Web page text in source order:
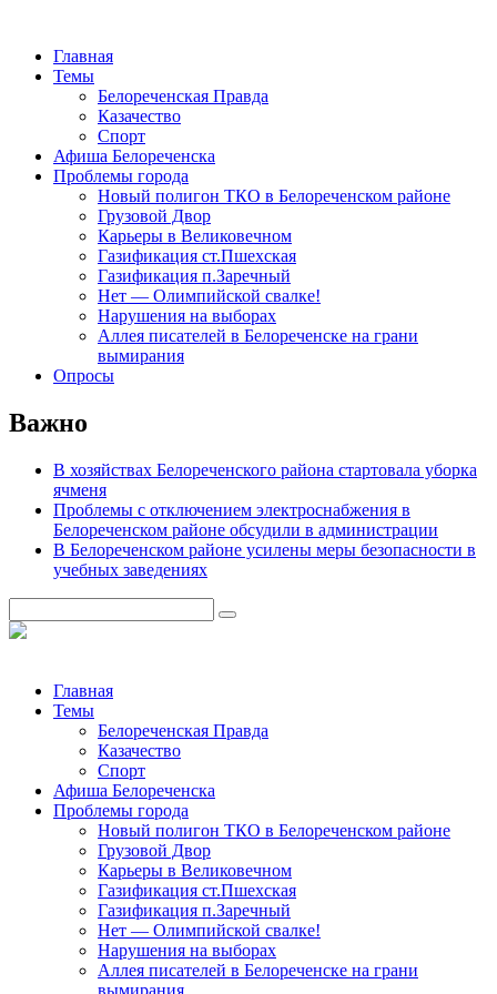
Главная
Темы
Белореченская Правда
Казачество
Спорт
Афиша Белореченска
Проблемы города
Новый полигон ТКО в Белореченском районе
Грузовой Двор
Карьеры в Великовечном
Газификация ст.Пшехская
Газификация п.Заречный
Нет — Олимпийской свалке!
Нарушения на выборах
Аллея писателей в Белореченске на грани
вымирания
Опросы
Важно
В хозяйствах Белореченского района стартовала уборка
ячменя
Проблемы с отключением электроснабжения в
Белореченском районе обсудили в администрации
В Белореченском районе усилены меры безопасности в
учебных заведениях
Главная
Темы
Белореченская Правда
Казачество
Спорт
Афиша Белореченска
Проблемы города
Новый полигон ТКО в Белореченском районе
Грузовой Двор
Карьеры в Великовечном
Газификация ст.Пшехская
Газификация п.Заречный
Нет — Олимпийской свалке!
Нарушения на выборах
Аллея писателей в Белореченске на грани
вымирания